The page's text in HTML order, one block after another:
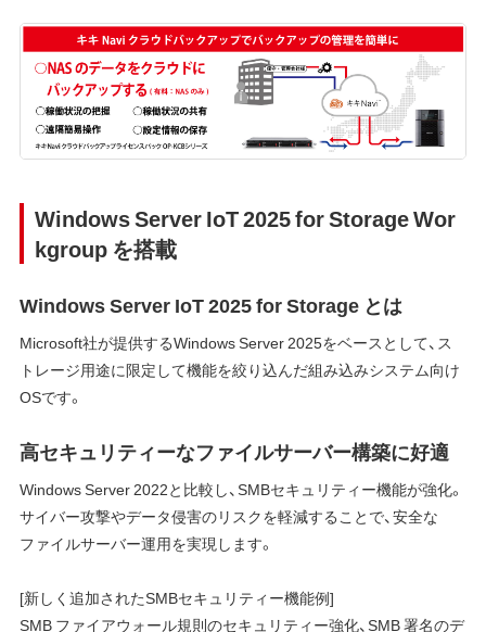
Windows Server IoT 2025 for Storage Wor
kgroup を搭載
Windows Server IoT 2025 for Storage とは
Microsoft社が提供するWindows Server 2025をベースとして、ス
トレージ用途に限定して機能を絞り込んだ組み込みシステム向け
OSです。
高セキュリティーなファイルサーバー構築に好適
Windows Server 2022と比較し、SMBセキュリティー機能が強化。
サイバー攻撃やデータ侵害のリスクを軽減することで、安全な
ファイルサーバー運用を実現します。
[新しく追加されたSMBセキュリティー機能例]
SMB ファイアウォール規則のセキュリティー強化、SMB 署名のデ